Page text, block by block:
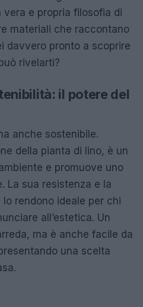
e propria filosofia di
materiali che raccontano
davvero pronto a scoprire
rivelarti?
il potere del
anche sostenibile.
della pianta di lino, è un
e promuove uno
La sua resistenza e la
rendono ideale per chi
all’estetica. Un
ma è anche facile da
una scelta